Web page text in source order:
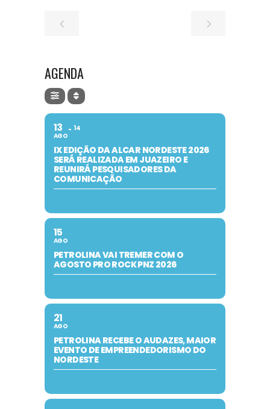
AGENDA
13
AGO
14
IX EDIÇÃO DA ALCAR NORDESTE 2026
SERÁ REALIZADA EM JUAZEIRO E
REUNIRÁ PESQUISADORES DA
COMUNICAÇÃO
15
AGO
PETROLINA VAI TREMER COM O
AGOSTO PRO ROCK PNZ 2026
21
AGO
PETROLINA RECEBE O AUDAZES, MAIOR
EVENTO DE EMPREENDEDORISMO DO
NORDESTE